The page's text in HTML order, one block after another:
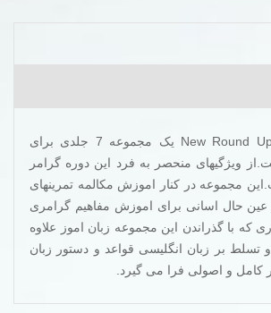
مجموعه کتابهای New Round Up یک مجموعه 7 جلدی برای
ویژگیهای منحصر به فرد این دوره گرامر
مجموعه در کنار اموزش مکالمه تمرینهای
حال اسانی برای اموزش مفاهیم گرامری
که با گذراندن این مجموعه زبان اموز علاوه
تسلط بر زبان انگلیسی قواعد و دستور زبان
کامل و اصولی فرا می گیرد.